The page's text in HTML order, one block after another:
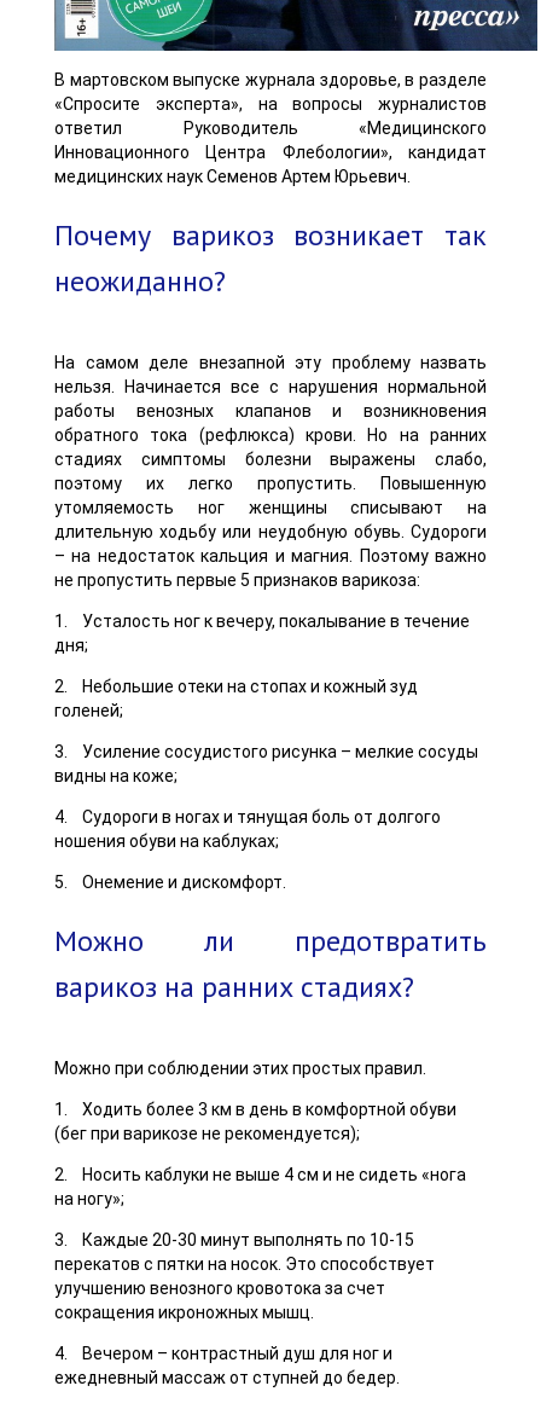
В мартовском выпуске журнала здоровье, в разделе
«Спросите эксперта», на вопросы журналистов
ответил Руководитель «Медицинского
Инновационного Центра Флебологии», кандидат
медицинских наук Семенов Артем Юрьевич.
Почему варикоз возникает так
неожиданно?
На самом деле внезапной эту проблему назвать
нельзя. Начинается все с нарушения нормальной
работы венозных клапанов и возникновения
обратного тока (рефлюкса) крови. Но на ранних
стадиях симптомы болезни выражены слабо,
поэтому их легко пропустить. Повышенную
утомляемость ног женщины списывают на
длительную ходьбу или неудобную обувь. Судороги
– на недостаток кальция и магния. Поэтому важно
не пропустить первые 5 признаков варикоза:
1. Усталость ног к вечеру, покалывание в течение
дня;
2. Небольшие отеки на стопах и кожный зуд
голеней;
3. Усиление сосудистого рисунка – мелкие сосуды
видны на коже;
4. Судороги в ногах и тянущая боль от долгого
ношения обуви на каблуках;
5. Онемение и дискомфорт.
Можно ли предотвратить
варикоз на ранних стадиях?
Можно при соблюдении этих простых правил.
1. Ходить более 3 км в день в комфортной обуви
(бег при варикозе не рекомендуется);
2. Носить каблуки не выше 4 см и не сидеть «нога
на ногу»;
3. Каждые 20-30 минут выполнять по 10-15
перекатов с пятки на носок. Это способствует
улучшению венозного кровотока за счет
сокращения икроножных мышц.
4. Вечером – контрастный душ для ног и
ежедневный массаж от ступней до бедер.